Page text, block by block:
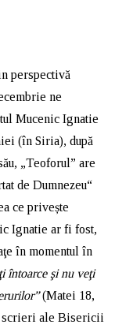
perspectivă
ne
Mucenic Ignatie
(în Siria), după
„Teoforul” are
de Dumnezeu“
ce privește
Ignatie ar fi fost,
în momentul în
întoarce şi nu veţi
(Matei 18,
scrieri ale Bisericii